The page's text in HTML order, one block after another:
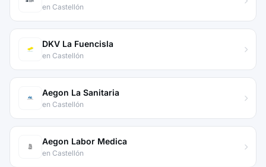
en Castellón
DKV La Fuencisla
en Castellón
Aegon La Sanitaria
en Castellón
Aegon Labor Medica
en Castellón